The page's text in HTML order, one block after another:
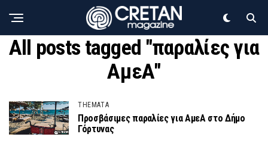
All posts tagged "παραλίες για
ΑμεΑ"
THEMATA
Προσβάσιμες παραλίες για ΑμεΑ στο Δήμο
Γόρτυνας